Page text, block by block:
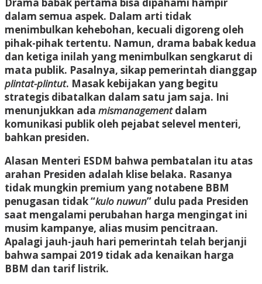
dalam semua aspek. Dalam arti tidak
menimbulkan kehebohan, kecuali digoreng oleh
pihak-pihak tertentu. Namun, drama babak kedua
dan ketiga inilah yang menimbulkan sengkarut di
mata publik. Pasalnya, sikap pemerintah dianggap
plintat-plintut. Masak kebijakan yang begitu
strategis dibatalkan dalam satu jam saja. Ini
menunjukkan ada mismanagementdalam
komunikasi publik oleh pejabat selevel menteri,
bahkan presiden.
Alasan Menteri ESDM bahwa pembatalan itu atas
arahan Presiden adalah klise belaka. Rasanya
tidak mungkin premium yang notabene BBM
penugasan tidak “kulo nuwun” dulu pada Presiden
saat mengalami perubahan harga mengingat ini
musim kampanye, alias musim pencitraan.
Apalagi jauh-jauh hari pemerintah telah berjanji
bahwa sampai 2019 tidak ada kenaikan harga
BBM dan tarif listrik.